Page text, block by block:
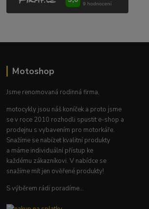
Motoshop
Jsme renomovaná rodinná firma,
motocykly jsou náš koníček a proto jsme
se v roce 2010 rozhodli spustit e-shop a
prodejnu s vybavením pro motorkáře.
Snažíme se nabízet kvalitní produkty
a máme individuální přístup ke
každému zákazníkovi. V nabídce se
snažíme mít jen ověřené produkty!
S výběrem rádi poradíme...